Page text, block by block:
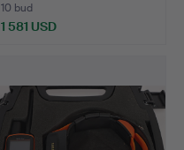
10 bud
1 581 USD